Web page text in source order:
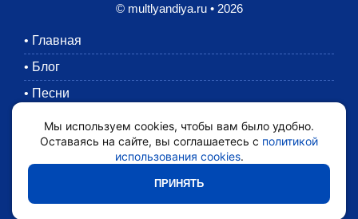
© multlyandiya.ru • 2026
• Главная
• Блог
• Песни
Раскраски
Картинки
•
•
Мы используем cookies, чтобы вам было удобно.
Оставаясь на сайте, вы соглашаетесь с политикой
использования cookies.
ПРИНЯТЬ